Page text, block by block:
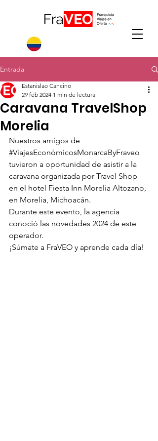
Entrada
Caravana TravelShop
Morelia
Estanislao Cancino
29 feb 2024 1 min de lectura
Nuestros amigos de
#ViajesEconómicosMonarcaByFraveo
tuvieron a oportunidad de asistir a la
caravana organizada por Travel Shop
en el hotel Fiesta Inn Morelia Altozano,
en Morelia, Michoacán.
Durante este evento, la agencia
conoció las novedades 2024 de este
operador.
¡Súmate a FraVEO y aprende cada día!